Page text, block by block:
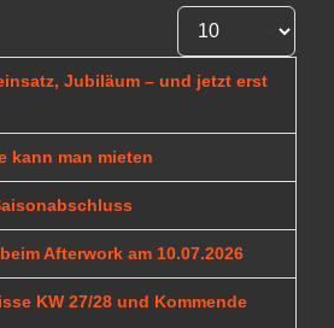
Anzeige #
Jubiläum – und jetzt erst
kann man mieten
Afterwork am 10.07.2026
KW 27/28 und Kommende